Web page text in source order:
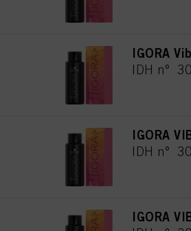
IGORA
IDH n°
IGORA
IDH n°
IGORA